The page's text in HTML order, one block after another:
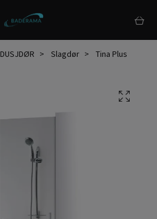
DUSJDØR Slagdør Tina Plus